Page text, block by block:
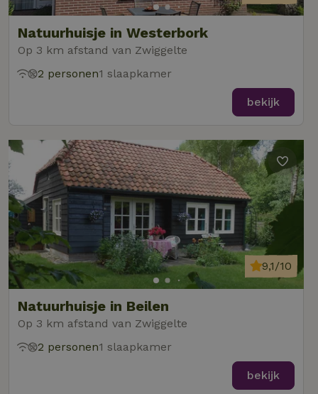
Natuurhuisje in Westerbork
Op 3 km afstand van Zwiggelte
2 personen1 slaapkamer
bekijk
Natuurhuisje in Beilen
Op 3 km afstand van Zwiggelte
9,1/10
2 personen1 slaapkamer
bekijk